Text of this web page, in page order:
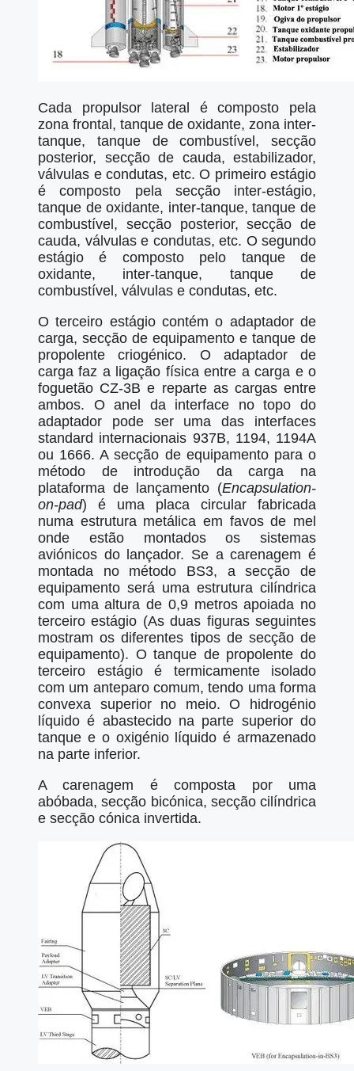
Cada propulsor lateral é composto pela
zona frontal, tanque de oxidante, zona inter-
tanque, tanque de combustível, secção
posterior, secção de cauda, estabilizador,
válvulas e condutas, etc. O primeiro estágio
é composto pela secção inter-estágio,
tanque de oxidante, inter-tanque, tanque de
combustível, secção posterior, secção de
cauda, válvulas e condutas, etc. O segundo
estágio é composto pelo tanque de
oxidante, inter-tanque, tanque de
combustível, válvulas e condutas, etc.
O terceiro estágio contém o adaptador de
carga, secção de equipamento e tanque de
propolente criogénico. O adaptador de
carga faz a ligação física entre a carga e o
foguetão CZ-3B e reparte as cargas entre
ambos. O anel da interface no topo do
adaptador pode ser uma das interfaces
standard internacionais 937B, 1194, 1194A
ou 1666. A secção de equipamento para o
método de introdução da carga na
plataforma de lançamento (Encapsulation-
on-pad) é uma placa circular fabricada
numa estrutura metálica em favos de mel
onde estão montados os sistemas
aviónicos do lançador. Se a carenagem é
montada no método BS3, a secção de
equipamento será uma estrutura cilíndrica
com uma altura de 0,9 metros apoiada no
terceiro estágio (As duas figuras seguintes
mostram os diferentes tipos de secção de
equipamento). O tanque de propolente do
terceiro estágio é termicamente isolado
com um anteparo comum, tendo uma forma
convexa superior no meio. O hidrogénio
líquido é abastecido na parte superior do
tanque e o oxigénio líquido é armazenado
na parte inferior.
A carenagem é composta por uma
abóbada, secção bicónica, secção cilíndrica
e secção cónica invertida.